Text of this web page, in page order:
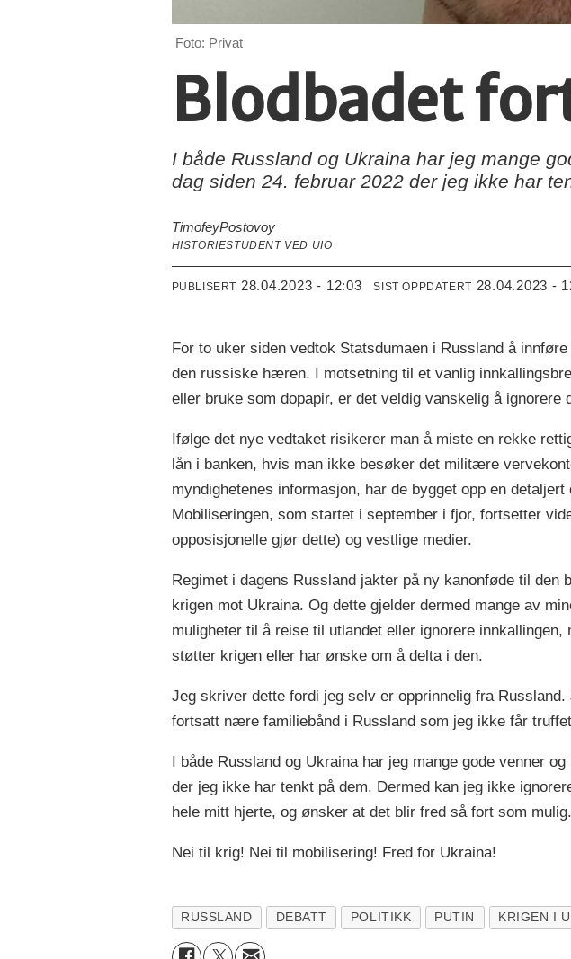
Foto: Privat
Blodbadet
I både Russland og Ukraina har jeg mange
dag siden 24. februar 2022 der jeg ikke har
TimofeyPostovoy
HISTORIESTUDENT VED UIO
PUBLISERT 28.04.2023 - 12:03 SIST OPPDATERT 28.04.2023 -
For to uker siden vedtok Statsdumaen i Russland å
den russiske hæren. I motsetning til et vanlig
eller bruke som dopapir, er det veldig vanskelig å ignorere
Ifølge det nye vedtaket risikerer man å miste en rekke
lån i banken, hvis man ikke besøker det militære
myndighetenes informasjon, har de bygget opp en
Mobiliseringen, som startet i september i fjor, fortsetter
opposisjonelle gjør dette) og vestlige medier.
Regimet i dagens Russland jakter på ny kanonføde til den
krigen mot Ukraina. Og dette gjelder dermed mange av
muligheter til å reise til utlandet eller ignorere innkallingen,
støtter krigen eller har ønske om å delta i den.
Jeg skriver dette fordi jeg selv er opprinnelig fra
fortsatt nære familiebånd i Russland som jeg ikke får
I både Russland og Ukraina har jeg mange gode venner
der jeg ikke har tenkt på dem. Dermed kan jeg ikke
hele mitt hjerte, og ønsker at det blir fred så fort som mulig.
Nei til krig! Nei til mobilisering! Fred for Ukraina!
RUSSLAND DEBATT POLITIKK PUTIN KRIGEN I